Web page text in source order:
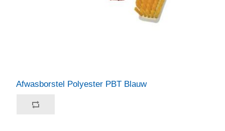
Afwasborstel Polyester PBT Blauw